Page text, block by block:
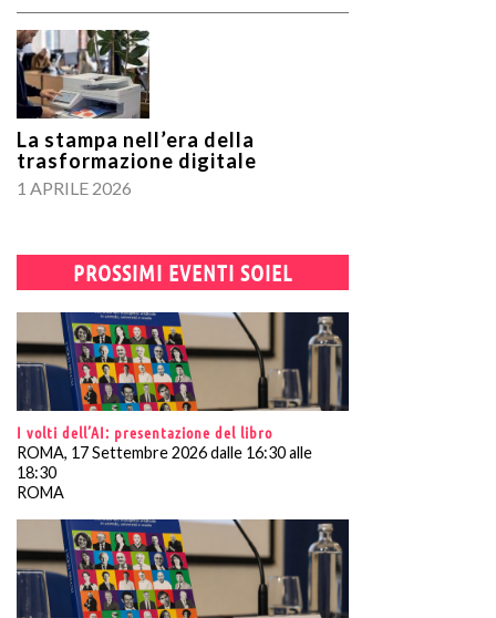
La stampa nell’era della
trasformazione digitale
1 APRILE 2026
PROSSIMI EVENTI SOIEL
I volti dell’AI: presentazione del libro
ROMA, 17 Settembre 2026 dalle 16:30 alle
18:30
ROMA